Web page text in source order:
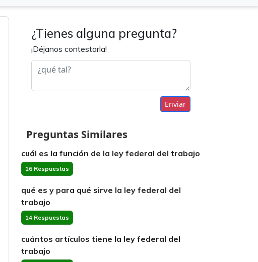
¿Tienes alguna pregunta?
¡Déjanos contestarla!
Enviar
Preguntas Similares
cuál es la función de la ley federal del trabajo
16 Respuestas
qué es y para qué sirve la ley federal del
trabajo
14 Respuestas
cuántos artículos tiene la ley federal del
trabajo